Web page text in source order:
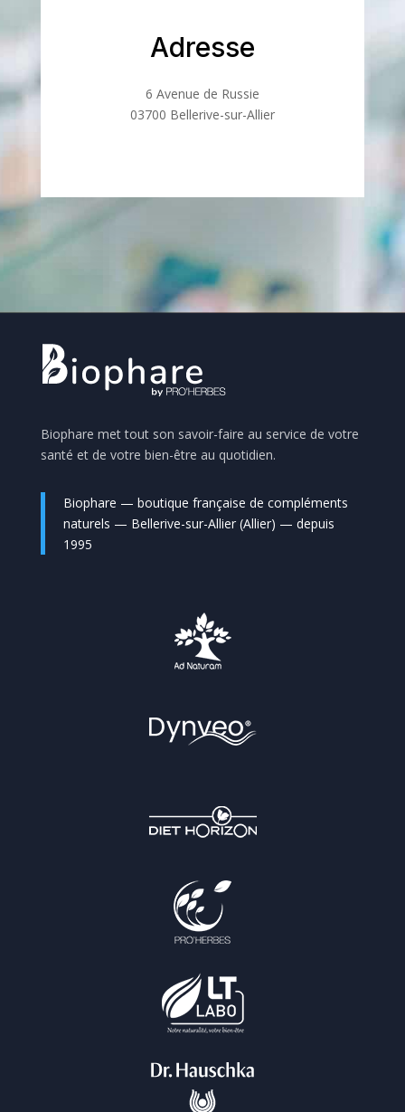
Adresse
6 Avenue de Russie
03700 Bellerive-sur-Allier
Biophare met tout son savoir-faire au service de votre
santé et de votre bien-être au quotidien.
Biophare — boutique française de compléments
naturels — Bellerive-sur-Allier (Allier) — depuis
1995